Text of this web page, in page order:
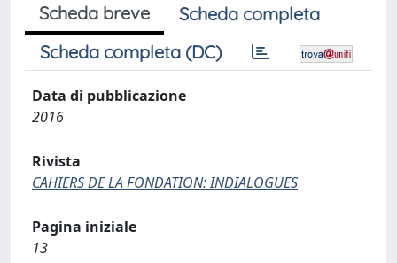
Scheda breve
Scheda completa
Scheda completa (DC)
Data di pubblicazione
2016
Rivista
CAHIERS DE LA FONDATION: INDIALOGUES
Pagina iniziale
13